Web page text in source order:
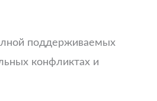
поддерживаемых
конфликтах и